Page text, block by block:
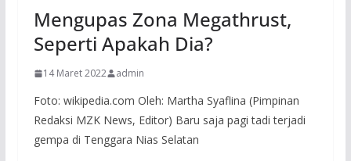
Mengupas Zona Megathrust,
Seperti Apakah Dia?
14 Maret 2022 admin
Foto: wikipedia.com Oleh: Martha Syaflina (Pimpinan
Redaksi MZK News, Editor) Baru saja pagi tadi terjadi
gempa di Tenggara Nias Selatan